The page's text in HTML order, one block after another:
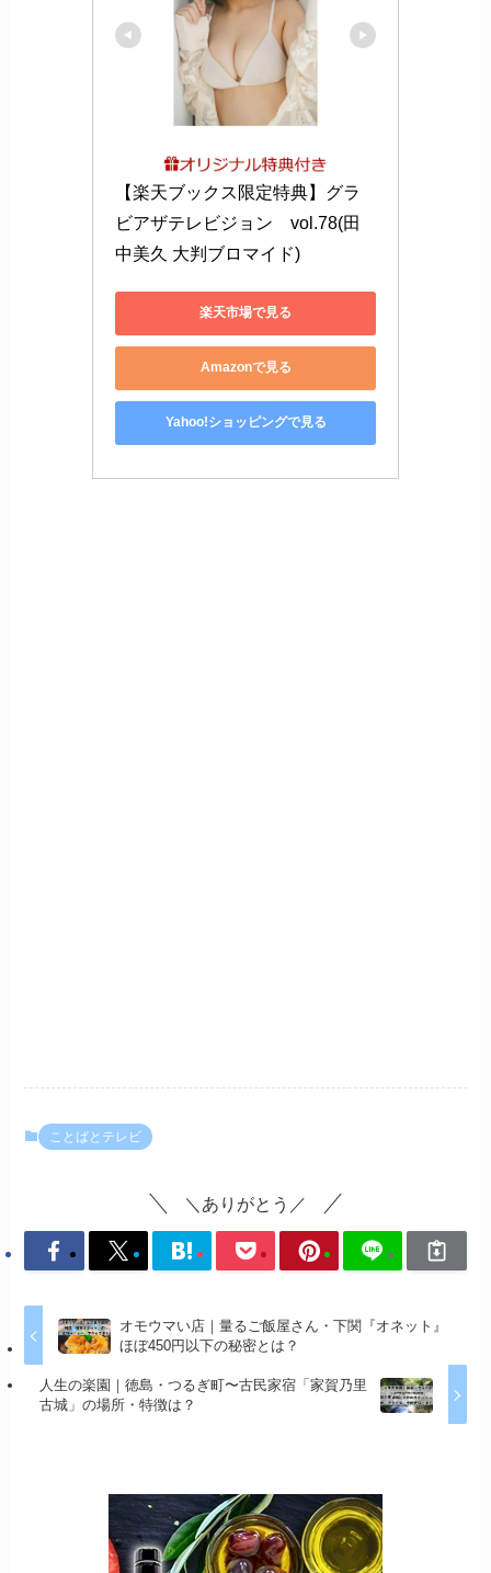
【楽天ブックス限定特典】グラ
ビアザテレビジョン　vol.78(田
中美久 大判ブロマイド)
楽天市場で見る
Amazonで見る
Yahoo!ショッピングで見る
ことばとテレビ
＼ありがとう／
オモウマい店｜量るご飯屋さん・下関『オネット』
ほぼ450円以下の秘密とは？
人生の楽園｜徳島・つるぎ町〜古民家宿「家賀乃里
古城」の場所・特徴は？